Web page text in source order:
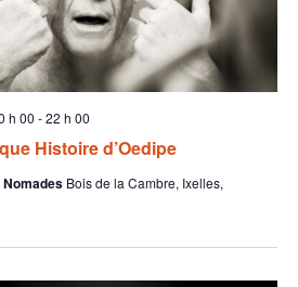
Histoire d’Oedipe
h 00 -22 h 00
Bois de la Cambre, Ixelles,